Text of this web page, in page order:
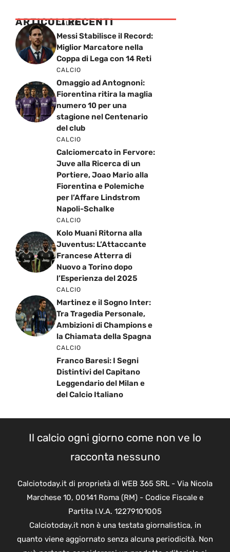
ARTICOLI RECENTI
CALCIO
Messi Stabilisce il Record:
Miglior Marcatore nella
Coppa di Lega con 14 Reti
CALCIO
Omaggio ad Antognoni:
Fiorentina ritira la maglia
numero 10 per una
stagione nel Centenario
del club
CALCIO
Calciomercato in Fervore:
Juve alla Ricerca di un
Portiere, Joao Mario alla
Fiorentina e Polemiche
per l’Affare Lindstrom
Napoli-Schalke
CALCIO
Kolo Muani Ritorna alla
Juventus: L’Attaccante
Francese Atterra di
Nuovo a Torino dopo
l’Esperienza del 2025
CALCIO
Martinez e il Sogno Inter:
Tra Tragedia Personale,
Ambizioni di Champions e
la Chiamata della Spagna
CALCIO
Franco Baresi: I Segni
Distintivi del Capitano
Leggendario del Milan e
del Calcio Italiano
Il calcio ogni giorno come non ve lo
racconta nessuno
Calciotoday.it di proprietà di WEB 365 SRL - Via Nicola
Marchese 10, 00141 Roma (RM) - Codice Fiscale e
Partita I.V.A. 12279101005
Calciotoday.it non è una testata giornalistica, in
quanto viene aggiornato senza alcuna periodicità. Non